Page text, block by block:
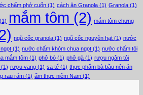
chấm phở cuốn (1) cách ăn Granola (1) Granola (1)
(1) mắm tôm (2) mắm tôm chưng
ngũ cốc granola (1) ngũ cốc nguyên hạt (1) nước
(1) nước chấm khóm chua ngọt (1) nước chấm tỏi
mắm tôm (1) phở bò (1) phở gà (1) rượu ngâm tỏi
(1) rượu vang (1) sa tế (1) thực phẩm bà bầu nên ăn
rau răm (1) ẩm thực niềm Nam (1)